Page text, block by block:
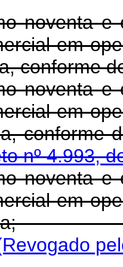
noventa e
em
conforme
noventa e
em
nº 4.993,
noventa e
em